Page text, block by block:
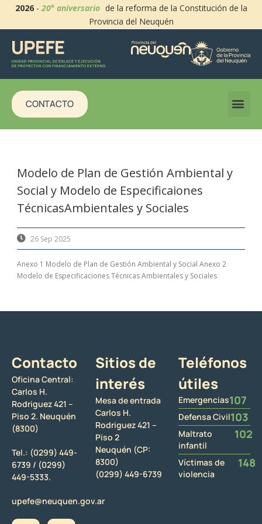
2026-20° aniversario de la reforma de la Constitución de la
Provincia del Neuquén
CONTACTO
Modelo de Plan de Gestión Ambiental y
Social y Modelo de Especificaiones
TécnicasAmbientales y Sociales
26 Sep 2025
Anexo 1 Modelo de Plan de Gestión Ambiental y Social Anexo 2
Modelo de Especificaciones Técnicas Ambientales y Sociales
Contacto
Oficina Central:
Carlos H.
Rodriguez 421 –
Piso 2. Neuquén
(8300)
Tel.: (0299) 449-
6739 / (0299)
449-5333.
upefe@neuquen.gov.ar
Sitios de
interés
Mesa de entrada
Carlos H.
Rodriguez 421 –
Piso 2
Neuquén (CP:
8300)
(0299) 449-6739
Teléfonos
útiles
Emergencias107
Defensa Civil103
Maltrato
infantil
102
Víctimas de
violencia
148